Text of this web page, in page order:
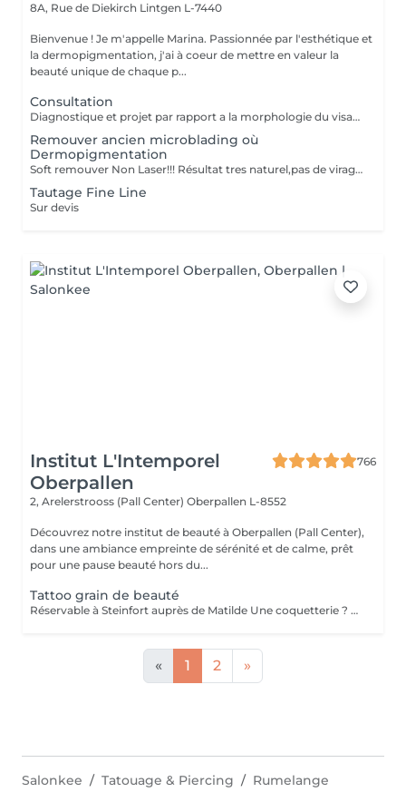
8A, Rue de Diekirch Lintgen L-7440
Bienvenue ! Je m'appelle Marina. Passionnée par l'esthétique et
la dermopigmentation, j'ai à coeur de mettre en valeur la
beauté unique de chaque p...
Consultation
Diagnostique et projet par rapport a la morphologie du visage.
Remouver ancien microblading où
Dermopigmentation
Soft remouver Non Laser!!! Résultat tres naturel,pas de virage de la couleur,diagnostique avant le traitement
Tautage Fine Line
Sur devis
Institut L'Intemporel
Oberpallen
766
2, Arelerstrooss (Pall Center) Oberpallen L-8552
Découvrez notre institut de beauté à Oberpallen (Pall Center),
dans une ambiance empreinte de sérénité et de calme, prêt
pour une pause beauté hors du...
Tattoo grain de beauté
Réservable à Steinfort auprès de Matilde Une coquetterie ? Accentuer un grain de beauté déjà existant ? Une jolie mouche à la Maryline Monroe ? Au choix... Sans douleur, pas de retouche nécessaire ( mais comprise si besoin ), longue durée dans le temps ( jusqu'à 18 mois )
« 1 2 »
Salonkee Tatouage & Piercing Rumelange